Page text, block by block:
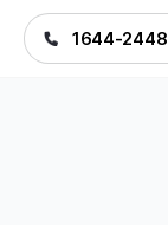
1644-2448